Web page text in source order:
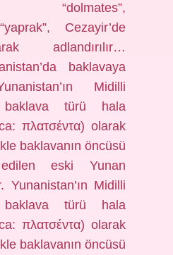
“dolmates”,
Cezayir’de
adlandırılır…
baklavaya
Midilli
baklava türü hala
πλατσέντα) olarak
baklavanın öncüsü
eski Yunan
Yunanistan’ın Midilli
baklava türü hala
πλατσέντα) olarak
baklavanın öncüsü